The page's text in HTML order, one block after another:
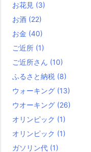
お花見 (3)
お酒 (22)
お金 (40)
ご近所 (1)
ご近所さん (10)
ふるさと納税 (8)
ウォーキング (13)
ウオーキング (26)
オリンピック (1)
オリンピック (1)
ガソリン代 (1)